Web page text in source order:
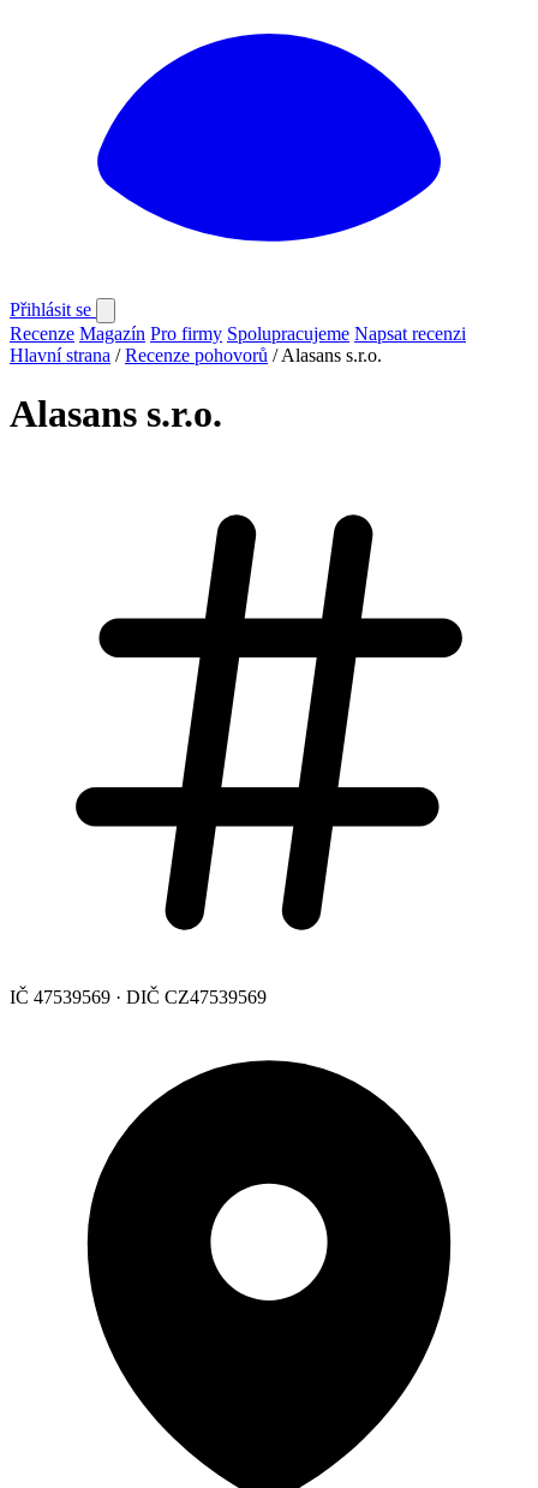
Přihlásit se
Recenze Magazín Pro firmy Spolupracujeme Napsat recenzi
Hlavní strana / Recenze pohovorů / Alasans s.r.o.
Alasans s.r.o.
IČ 47539569 · DIČ CZ47539569